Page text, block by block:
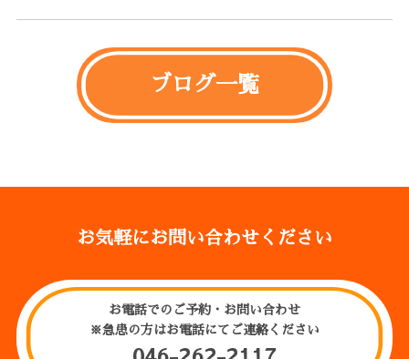
ブログ一覧
お気軽にお問い合わせください
お電話でのご予約・お問い合わせ
※急患の方はお電話にてご連絡ください